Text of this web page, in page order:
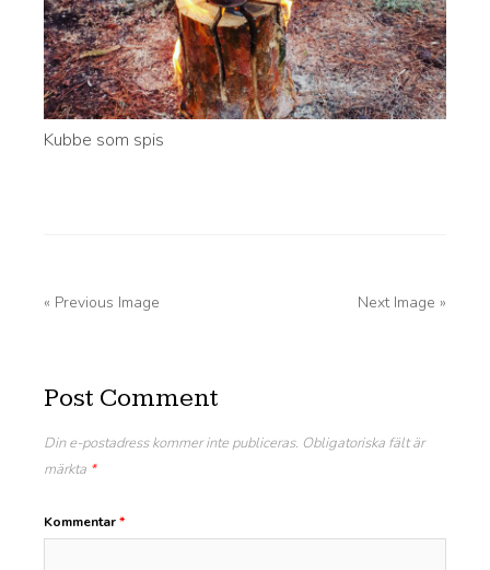
Kubbe som spis
« Previous Image Next Image »
Post Comment
Din e-postadress kommer inte publiceras. Obligatoriska fält är
märkta *
Kommentar*